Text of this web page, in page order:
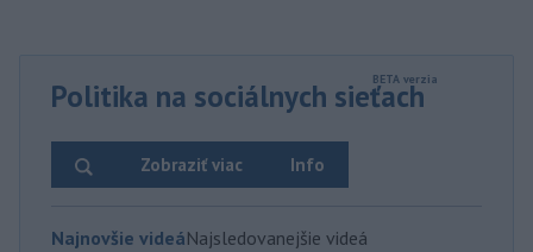
Politika na sociálnych sieťach
Info
Zobraziť viac
Najnovšie videáNajsledovanejšie videá